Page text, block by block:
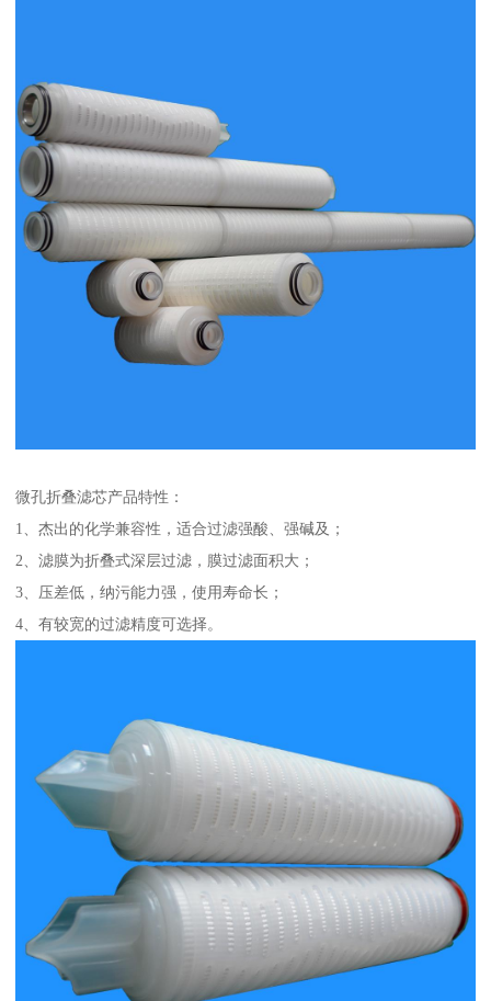
微孔折叠滤芯产品特性：
1、杰出的化学兼容性，适合过滤强酸、强碱及；
2、滤膜为折叠式深层过滤，膜过滤面积大；
3、压差低，纳污能力强，使用寿命长；
4、有较宽的过滤精度可选择。